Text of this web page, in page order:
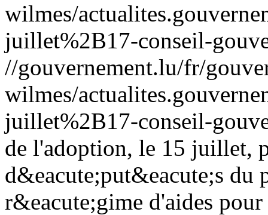
wilmes/
juillet%2B17-conseil-
//gouvernement.lu/fr/
wilmes/
juillet%2B17-conseil-
de l'adoption, le 15 juillet,
d&eacute;put&eacute;s du
r&eacute;gime d'aides